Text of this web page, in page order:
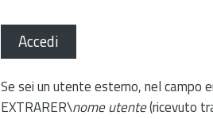
Accedi
Se sei un utente esterno, nel campo
EXTRARER\nome utente(ricevuto